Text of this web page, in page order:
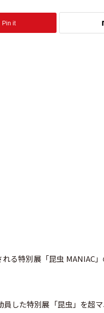
Pin it
る特別展「昆虫 MANIAC
した特別展「昆虫」を超